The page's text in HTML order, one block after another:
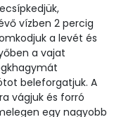
255 micro
184 mg
329 micro
vízben 2 percig
a levét és
a vajat
beleforgatjuk. A
vágjuk és forró
egy nagyobb